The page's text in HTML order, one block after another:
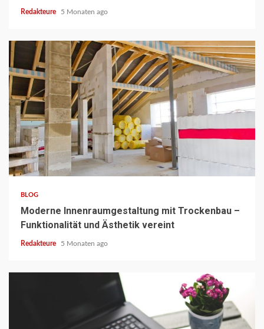
Redakteure 5 Monaten ago
3 min read
BLOG
Moderne Innenraumgestaltung mit Trockenbau –
Funktionalität und Ästhetik vereint
Redakteure 5 Monaten ago